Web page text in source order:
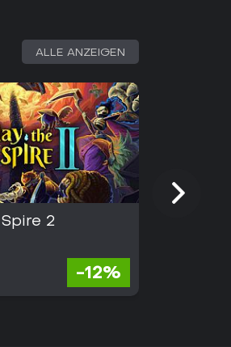
ALLE ANZEIGEN
2
-12%